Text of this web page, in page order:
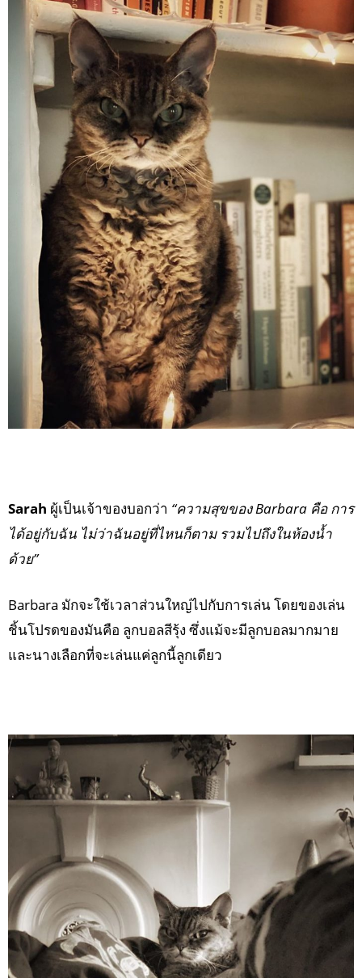
Sarah ผู้เป็นเจ้าของบอกว่า “ความสุขของ Barbara คือ การ
ได้อยู่กับฉัน ไม่ว่าฉันอยู่ที่ไหนก็ตาม รวมไปถึงในห้องน้ำ
ด้วย”
Barbara มักจะใช้เวลาส่วนใหญ่ไปกับการเล่น โดยของเล่น
ชิ้นโปรดของมันคือ ลูกบอลสีรุ้ง ซึ่งแม้จะมีลูกบอลมากมาย
และนางเลือกที่จะเล่นแค่ลูกนี้ลูกเดียว